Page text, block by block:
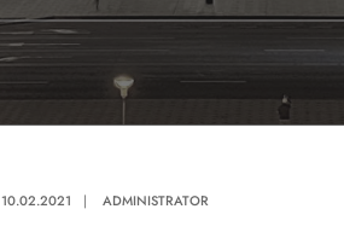
10.02.2021 | ADMINISTRATOR